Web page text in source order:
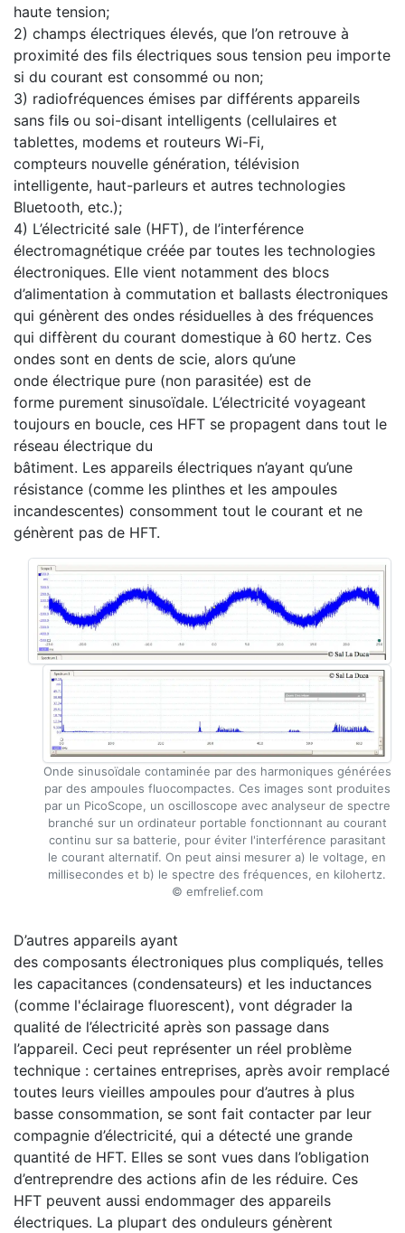
haute tension;
2) champs électriques élevés, que l’on retrouve à
proximité des fils électriques sous tension peu importe
si du courant est consommé ou non;
3) radiofréquences émises par différents appareils
sans fils ou soi-disant intelligents (cellulaires et
tablettes, modems et routeurs Wi-Fi,
compteurs nouvelle génération, télévision
intelligente, haut-parleurs et autres technologies
Bluetooth, etc.);
4) L’électricité sale (HFT), de l’interférence
électromagnétique créée par toutes les technologies
électroniques. Elle vient notamment des blocs
d’alimentation à commutation et ballasts électroniques
qui génèrent des ondes résiduelles à des fréquences
qui diffèrent du courant domestique à 60 hertz. Ces
ondes sont en dents de scie, alors qu’une
onde électrique pure (non parasitée) est de
forme purement sinusoïdale. L’électricité voyageant
toujours en boucle, ces HFT se propagent dans tout le
réseau électrique du
bâtiment. Les appareils électriques n’ayant qu’une
résistance (comme les plinthes et les ampoules
incandescentes) consomment tout le courant et ne
génèrent pas de HFT.
Onde sinusoïdale contaminée par des harmoniques générées
par des ampoules fluocompactes. Ces images sont produites
par un PicoScope, un oscilloscope avec analyseur de spectre
branché sur un ordinateur portable fonctionnant au courant
continu sur sa batterie, pour éviter l'interférence parasitant
le courant alternatif. On peut ainsi mesurer a) le voltage, en
millisecondes et b) le spectre des fréquences, en kilohertz.
© emfrelief.com
D’autres appareils ayant
des composants électroniques plus compliqués, telles
les capacitances (condensateurs) et les inductances
(comme l'éclairage fluorescent), vont dégrader la
qualité de l’électricité après son passage dans
l’appareil. Ceci peut représenter un réel problème
technique : certaines entreprises, après avoir remplacé
toutes leurs vieilles ampoules pour d’autres à plus
basse consommation, se sont fait contacter par leur
compagnie d’électricité, qui a détecté une grande
quantité de HFT. Elles se sont vues dans l’obligation
d’entreprendre des actions afin de les réduire. Ces
HFT peuvent aussi endommager des appareils
électriques. La plupart des onduleurs génèrent